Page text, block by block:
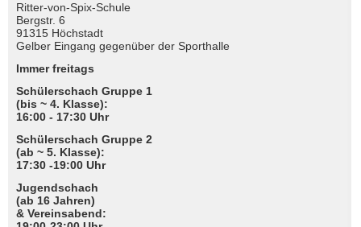
Ritter-von-Spix-Schule
Bergstr. 6
91315 Höchstadt
Gelber Eingang gegenüber der Sporthalle
Immer freitags
Schülerschach Gruppe 1
(bis ~ 4. Klasse):
16:00 - 17:30 Uhr
Schülerschach Gruppe 2
(ab ~ 5. Klasse):
17:30 -19:00 Uhr
Jugendschach
(ab 16 Jahren)
& Vereinsabend: